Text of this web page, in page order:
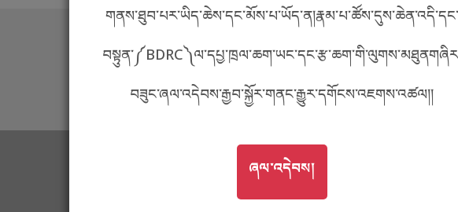
གནས་ཐུབ་པར་ཡིད་ཆེས་དང་མོས་པ་ཡོད་ན།རྣམ་པ་ཚོས་དུས་ཆེན་འདི་དང་
བཟུང་ཞལ་འདེབས་རྒྱབ་སྐྱོར་གནང་རྒྱུར་དགོངས་འཇགས་འཚལ།།
GO TOཞལ་འདེབས།
ཞལ་འདེབས།